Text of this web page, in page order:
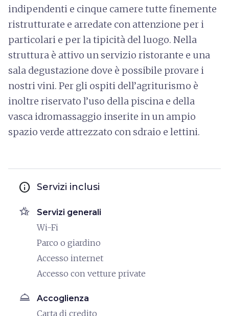
indipendenti e cinque camere tutte finemente
ristrutturate e arredate con attenzione per i
particolari e per la tipicità del luogo. Nella
struttura è attivo un servizio ristorante e una
sala degustazione dove è possibile provare i
nostri vini. Per gli ospiti dell’agriturismo è
inoltre riservato l’uso della piscina e della
vasca idromassaggio inserite in un ampio
spazio verde attrezzato con sdraio e lettini.
info Servizi inclusi
hotel_class Servizi generali
Wi-Fi
Parco o giardino
Accesso internet
Accesso con vetture private
room_service Accoglienza
Carta di credito